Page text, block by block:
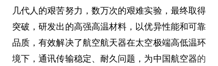
几代人的艰苦努力，数万次的艰难实验，最终取得
突破，研发出的高强高温材料，以优异性能和可靠
品质，有效解决了航空航天器在太空极端高低温环
境下，通讯传输稳定、耐久问题，为中国航空器的